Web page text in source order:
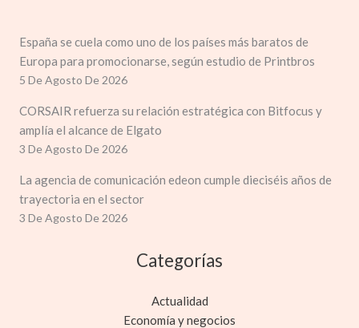
España se cuela como uno de los países más baratos de
Europa para promocionarse, según estudio de Printbros
5 De Agosto De 2026
CORSAIR refuerza su relación estratégica con Bitfocus y
amplía el alcance de Elgato
3 De Agosto De 2026
La agencia de comunicación edeon cumple dieciséis años de
trayectoria en el sector
3 De Agosto De 2026
Categorías
Actualidad
Economía y negocios